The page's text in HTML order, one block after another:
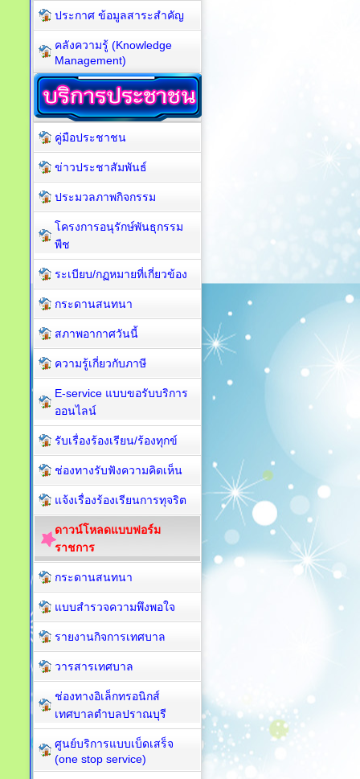
ประกาศ ข้อมูลสาระสำคัญ
คลังความรู้ (Knowledge
Management)
คู่มือประชาชน
ข่าวประชาสัมพันธ์
ประมวลภาพกิจกรรม
โครงการอนุรักษ์พันธุกรรม
พืช
ระเบียบ/กฏหมายที่เกี่ยวข้อง
กระดานสนทนา
สภาพอากาศวันนี้
ความรู้เกี่ยวกับภาษี
E-service แบบขอรับบริการ
ออนไลน์
รับเรื่องร้องเรียน/ร้องทุกข์
ช่องทางรับฟังความคิดเห็น
แจ้งเรื่องร้องเรียนการทุจริต
ดาวน์โหลดแบบฟอร์ม
ราชการ
กระดานสนทนา
แบบสำรวจความพึงพอใจ
รายงานกิจการเทศบาล
วารสารเทศบาล
ช่องทางอิเล็กทรอนิกส์
เทศบาลตำบลปราณบุรี
ศูนย์บริการแบบเบ็ดเสร็จ
(one stop service)